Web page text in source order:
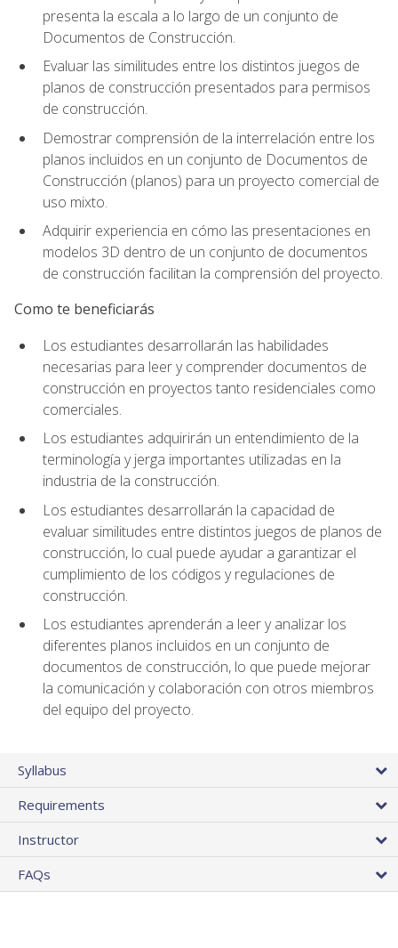
presenta la escala a lo largo de un conjunto de
Documentos de Construcción.
Evaluar las similitudes entre los distintos juegos de
planos de construcción presentados para permisos
de construcción.
Demostrar comprensión de la interrelación entre los
planos incluidos en un conjunto de Documentos de
Construcción (planos) para un proyecto comercial de
uso mixto.
Adquirir experiencia en cómo las presentaciones en
modelos 3D dentro de un conjunto de documentos
de construcción facilitan la comprensión del proyecto.
Como te beneficiarás
Los estudiantes desarrollarán las habilidades
necesarias para leer y comprender documentos de
construcción en proyectos tanto residenciales como
comerciales.
Los estudiantes adquirirán un entendimiento de la
terminología y jerga importantes utilizadas en la
industria de la construcción.
Los estudiantes desarrollarán la capacidad de
evaluar similitudes entre distintos juegos de planos de
construcción, lo cual puede ayudar a garantizar el
cumplimiento de los códigos y regulaciones de
construcción.
Los estudiantes aprenderán a leer y analizar los
diferentes planos incluidos en un conjunto de
documentos de construcción, lo que puede mejorar
la comunicación y colaboración con otros miembros
del equipo del proyecto.
Syllabus
Requirements
Instructor
FAQs